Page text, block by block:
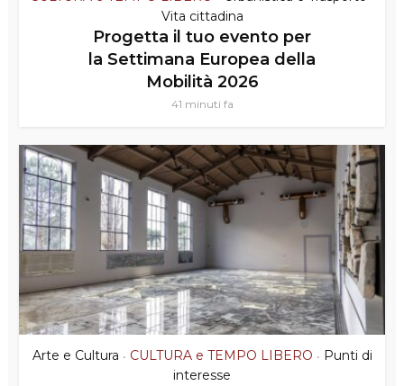
Vita cittadina
Progetta il tuo evento per
la Settimana Europea della
Mobilità 2026
41 minuti fa
Arte e Cultura • CULTURA e TEMPO LIBERO • Punti di
interesse